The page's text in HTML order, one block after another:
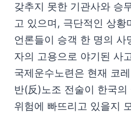
갖추지 못한 기관사와 승
고 있으며, 극단적인 상황
언론들이 승객 한 명의 사
자의 고용으로 야기된 사
국제운수노련은 현재 코
반(反)노조 전술이 한국
위험에 빠뜨리고 있을지